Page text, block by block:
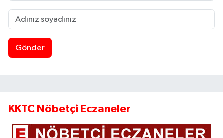
Gönder
KKTC Nöbetçi Eczaneler